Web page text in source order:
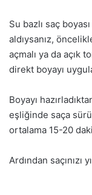
Su bazlı saç
aldıysanız,
açmalı ya da açık
direkt boyayı
Boyayı
eşliğinde saça
ortalama 15-20
Ardından saçınızı